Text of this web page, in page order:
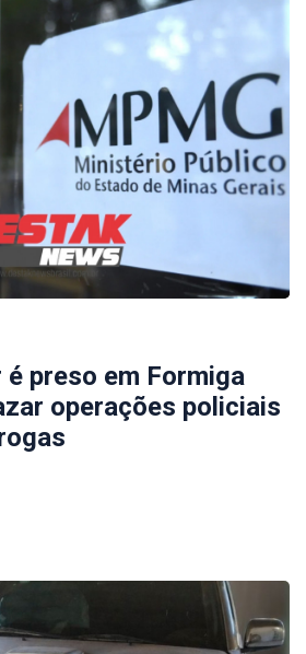
preso em Formiga
operações policiais